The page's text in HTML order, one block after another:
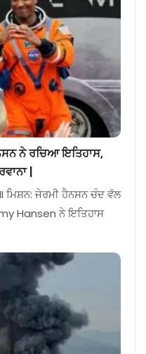
ਨੇ ਰਚਿਆ ਇਤਿਹਾਸ,
|
ਜੇਰਮੀ ਹੈਨਸਨ ਚੰਦ ਵੱਲ
Hansen ਨੇ ਇਤਿਹਾਸ